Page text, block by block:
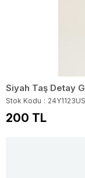
Siyah Taş Detay
Stok Kodu
200 TL